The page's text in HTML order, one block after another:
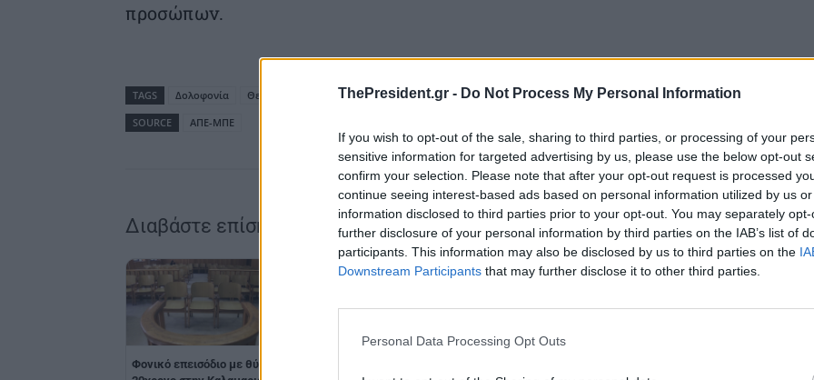
ThePresident.gr - Do Not Process My Personal Information
If you wish to opt-out of the sale, sharing to third parties, or processing of your
sensitive information for targeted advertising by us, please use the below opt-out
confirm your selection. Please note that after your opt-out request is processed
continue seeing interest-based ads based on personal information utilized by us
information disclosed to third parties prior to your opt-out. You may separately
further disclosure of your personal information by third parties on the IAB’s list of
participants. This information may also be disclosed by us to third parties on the
Downstream Participants that may further disclose it to other third parties.
Personal Data Processing Opt Outs
προσώπων.
TAGS Δολοφονία
Θεσσαλονίκη
SOURCE
ΑΠΕ-ΜΠΕ
Διαβάστε επίσης
Φονικό επεισόδιο με θύμα